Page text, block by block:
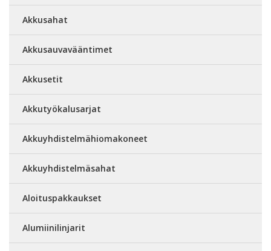
Akkusahat
Akkusauvavääntimet
Akkusetit
Akkutyökalusarjat
Akkuyhdistelmähiomakoneet
Akkuyhdistelmäsahat
Aloituspakkaukset
Alumiinilinjarit